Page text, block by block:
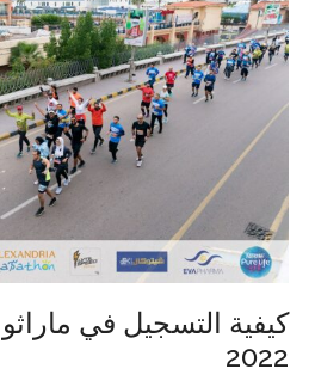
كيفية التسجيل في
2022